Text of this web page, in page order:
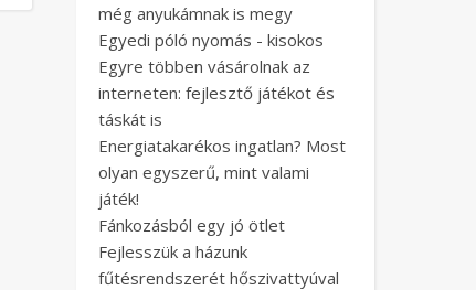
még anyukámnak is megy
Egyedi póló nyomás - kisokos
Egyre többen vásárolnak az
interneten: fejlesztő játékot és
táskát is
Energiatakarékos ingatlan? Most
olyan egyszerű, mint valami
játék!
Fánkozásból egy jó ötlet
Fejlesszük a házunk
fűtésrendszerét hőszivattyúval